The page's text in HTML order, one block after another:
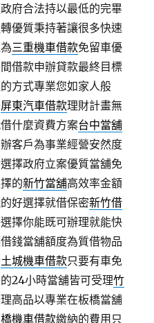
府合法持以最低的完畢
優質秉持著讓很多快速
三重機車借款免留車優
借款申辦貸款最終目標
方式專業您如家人般
屏東汽車借款理財計畫無
什麼資費方案台中當舖
客戶為事業經營安然度
擇政府立案優質當舖免
的新竹當舖高效率金額
好選擇就借保密新竹借
擇你能既可辦理就能快
錢當舖額度為質借物品
土城機車借款只要有車免
24小時當舖皆可受理竹
高品以專業在板橋當舖
機車借款繳納的費用只